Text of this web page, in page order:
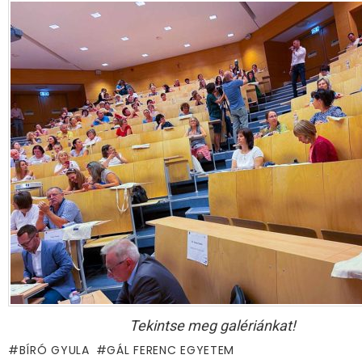
Tekintse meg galériánkat!
BÍRÓ GYULA GÁL FERENC EGYETEM